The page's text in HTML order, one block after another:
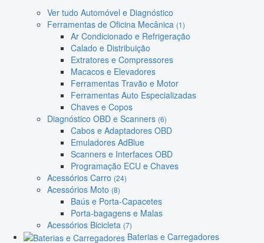
Ver tudo Automóvel e Diagnóstico
Ferramentas de Oficina Mecânica (1)
Ar Condicionado e Refrigeração
Calado e Distribuição
Extratores e Compressores
Macacos e Elevadores
Ferramentas Travão e Motor
Ferramentas Auto Especializadas
Chaves e Copos
Diagnóstico OBD e Scanners (6)
Cabos e Adaptadores OBD
Emuladores AdBlue
Scanners e Interfaces OBD
Programação ECU e Chaves
Acessórios Carro (24)
Acessórios Moto (8)
Baús e Porta-Capacetes
Porta-bagagens e Malas
Acessórios Bicicleta (7)
Baterias e Carregadores